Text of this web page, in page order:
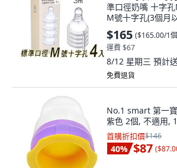
準口徑奶嘴 十字
M號十字孔(3個月
$165 ($165.00/1個
運費 $67
8/12 星期三 預計
免費退貨
No.1 smart 第一
紫色 2個, 不適用,
首購折扣價$146
40% $87 (